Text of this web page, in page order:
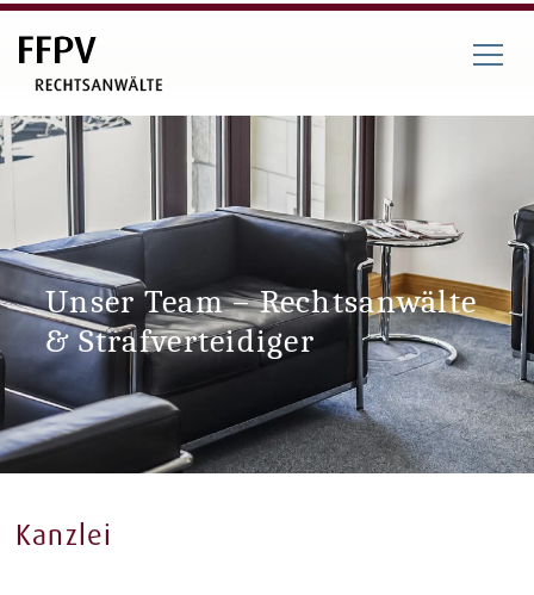
Unser Team – Rechtsanwälte
& Strafverteidiger
Kanzlei